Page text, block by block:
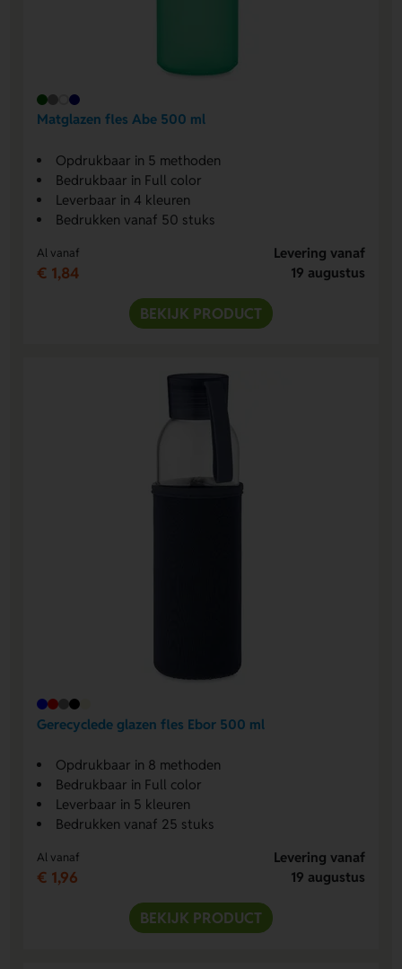
Matglazen fles Abe 500 ml
Opdrukbaar in 5 methoden
Bedrukbaar in Full color
Leverbaar in 4 kleuren
Bedrukken vanaf 50 stuks
Al vanaf
€ 1,84
Levering vanaf
19 augustus
BEKIJK PRODUCT
Gerecyclede glazen fles Ebor 500 ml
Opdrukbaar in 8 methoden
Bedrukbaar in Full color
Leverbaar in 5 kleuren
Bedrukken vanaf 25 stuks
Al vanaf
€ 1,96
Levering vanaf
19 augustus
BEKIJK PRODUCT